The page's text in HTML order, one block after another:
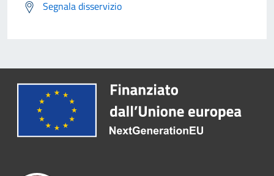
Segnala disservizio